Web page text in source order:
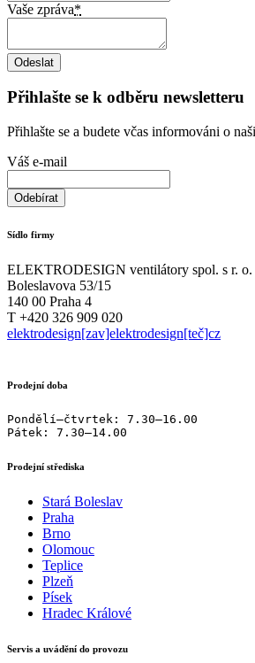
Vaše zpráva*
Přihlašte se k odběru newsletteru
Přihlašte se a budete včas informováni o
Váš e-mail
Sídlo firmy
ELEKTRODESIGN ventilátory spol. s r. o.
Boleslavova 53/15
140 00 Praha 4
T +420 326 909 020
elektrodesign[zav]elektrodesign[teč]cz
Prodejní doba
Pondělí–čtvrtek: 7.30–16.00
Pátek: 7.30–14.00
Prodejní střediska
Stará Boleslav
Praha
Brno
Olomouc
Teplice
Plzeň
Písek
Hradec Králové
Servis a uvádění do provozu